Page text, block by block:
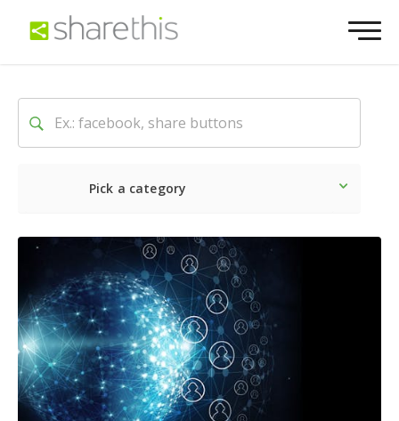
Pick a category
Dernière Sociale